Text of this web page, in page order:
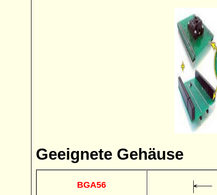
Geeignete Gehäuse
BGA56